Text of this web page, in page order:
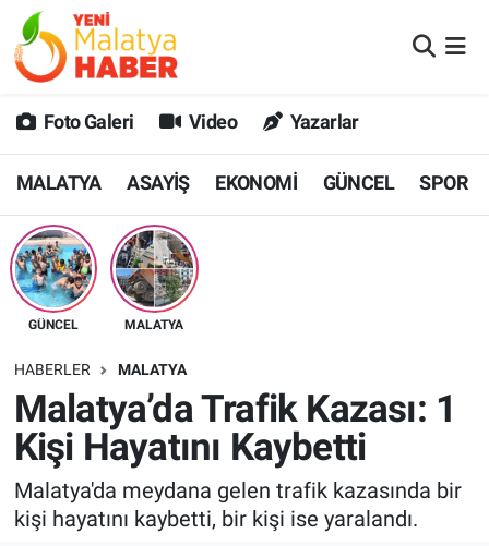
Foto Galeri Video Yazarlar
MALATYA ASAYİŞ EKONOMİ GÜNCEL SPOR
GÜNCEL MALATYA
HABERLER MALATYA
Malatya’da Trafik Kazası: 1
Kişi Hayatını Kaybetti
Malatya'da meydana gelen trafik kazasında bir
kişi hayatını kaybetti, bir kişi ise yaralandı.
MALATYA
GÜNCEL
SPOR
SAĞLIK
DİĞER
EKONOMİ
Malatya Nöbetçi Eczaneler
MALATYA Namaz Vakitleri
Malatya Trafik Yoğunluk Haritası
Süper Lig Puan Durumu ve Fikstür
Tüm Manşetler
Son Dakika Haberleri
Haber Arşivi